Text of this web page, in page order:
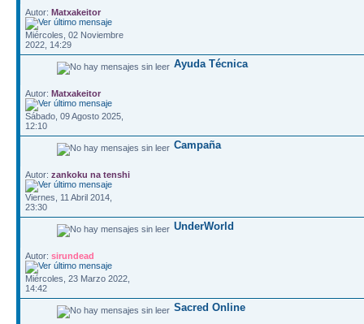
Autor: Matxakeitor
Miércoles, 02 Noviembre
2022, 14:29
Ayuda Técnica
Autor: Matxakeitor
Sábado, 09 Agosto 2025,
12:10
Campaña
Autor: zankoku na tenshi
Viernes, 11 Abril 2014,
23:30
UnderWorld
Autor: sirundead
Miércoles, 23 Marzo 2022,
14:42
Sacred Online